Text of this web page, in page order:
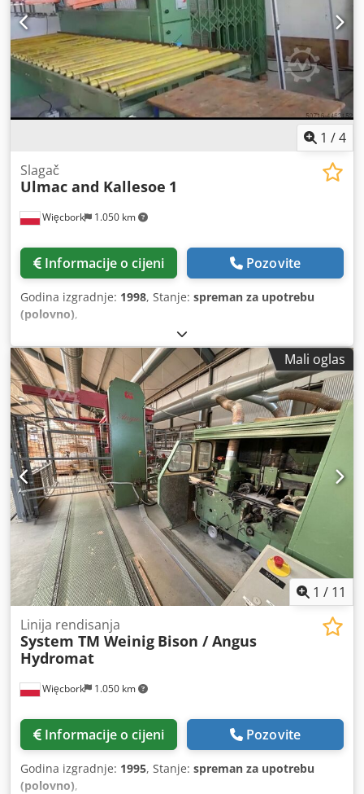
1 /4
Więcbork 1.050 km
Slagač
Ulmac and Kallesoe 1
Informacije o cijeni Pozovite
Godina izgradnje: 1998, Stanje: spreman za upotrebu
(polovno),
Mali oglas
1 / 11
Więcbork 1.050 km
Linija rendisanja
System TM Weinig Bison / Angus
Hydromat
Informacije o cijeni Pozovite
Godina izgradnje: 1995, Stanje: spreman za upotrebu
(polovno),